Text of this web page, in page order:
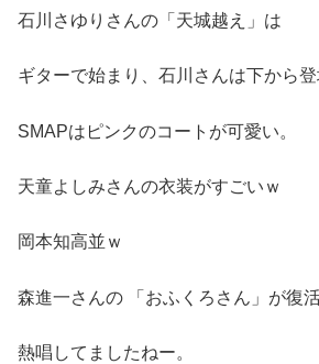
石川さゆりさんの「天城越え」は
ギターで始まり、石川さんは下から登
SMAPはピンクのコートが可愛い。
天童よしみさんの衣装がすごいｗ
岡本知高並ｗ
森進一さんの 「おふくろさん」が復活
熱唱してましたねー。